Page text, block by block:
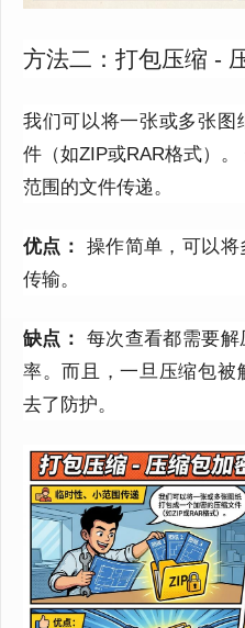
方法二：打包压缩 -
我们可以将一张或多张图
件（如ZIP或RAR格式）。
范围的文件传递。
优点： 操作简单，可以
传输。
缺点： 每次查看都需要
率。而且，一旦压缩包被
去了防护。